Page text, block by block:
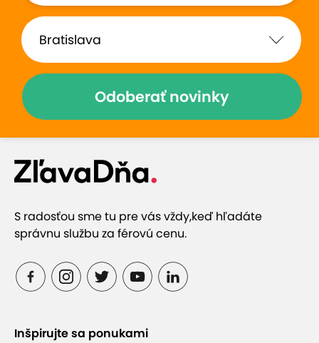
Odoberať novinky
S radosťou sme tu pre vás vždy,keď hľadáte
správnu službu za férovú cenu.
Inšpirujte sa ponukami